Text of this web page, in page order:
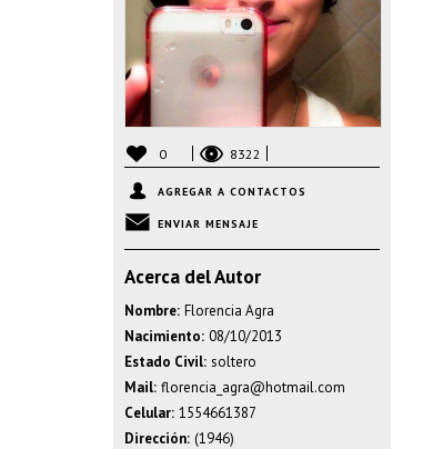
0 8322
AGREGAR A CONTACTOS
ENVIAR MENSAJE
Acerca del Autor
Nombre: Florencia Agra
Nacimiento: 08/10/2013
Estado Civil: soltero
Mail: florencia_agra@hotmail.com
Celular: 1554661387
Dirección: (1946)